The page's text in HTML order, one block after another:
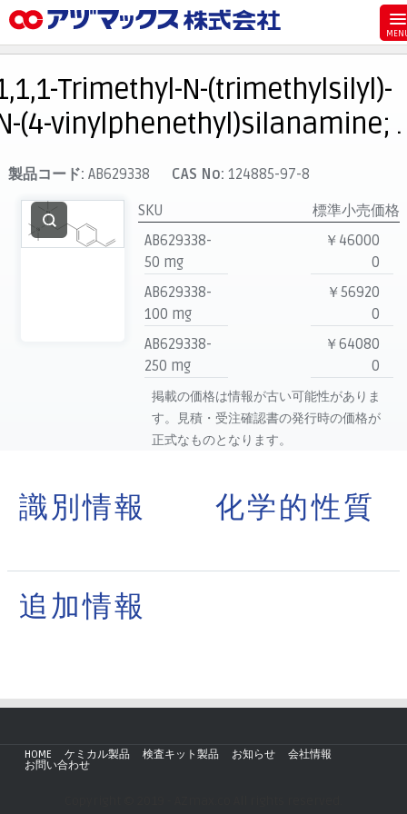
お気に入り
カート
マイアカウント
主要取扱ブランド
代理店一覧
Trimethyl-N-(trimethylsilyl)-
(4-vinylphenethyl)silanamine; .
製品コード: AB629338 CAS No: 124885-97-8
SKU
標準小売価格
AB629338-
50 mg
￥46000
0
AB629338-
100 mg
￥56920
0
AB629338-
250 mg
￥64080
0
掲載の価格は情報が古い可能性がありま
す。見積・受注確認書の発行時の価格が
正式なものとなります。
識別情報 化学的性質
追加情報
HOME ケミカル製品 検査キット製品 お知らせ
会社情報
お問い合わせ